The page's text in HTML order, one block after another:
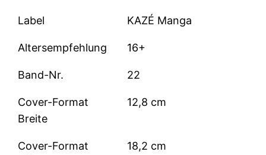
Label KAZÉ Manga
Altersempfehlung 16+
Band-Nr. 22
Cover-Format
Breite
12,8 cm
Cover-Format
18,2 cm